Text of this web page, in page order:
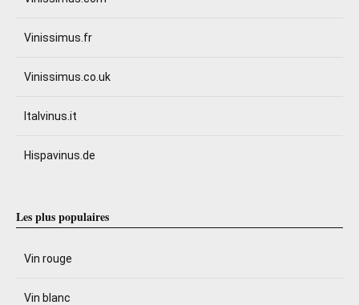
Vinissimus.fr
Vinissimus.co.uk
Italvinus.it
Hispavinus.de
Les plus populaires
Vin rouge
Vin blanc